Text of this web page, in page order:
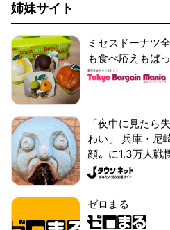
姉妹サイト
ミセスドーナツ
も食べ応えもば
「夜中に見たら
わい」 兵庫・尼
顔〟に1.3万人戦
ゼロまる